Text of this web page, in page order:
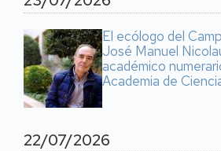
El ecólogo del
José Manuel
académico
Academia de
22/07/2026